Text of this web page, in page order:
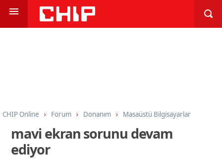
CHIP Online Forum Donanım Masaüstü Bilgisayarlar
mavi ekran sorunu devam
ediyor